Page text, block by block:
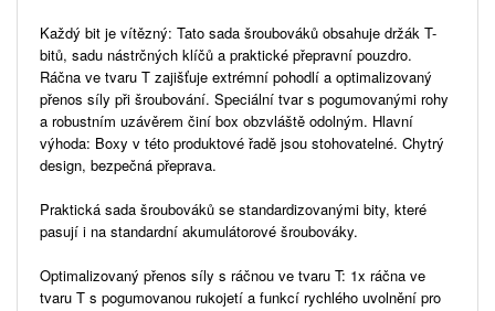
Každý bit je vítězný: Tato sada šroubováků obsahuje držák T-
bitů, sadu nástrčných klíčů a praktické přepravní pouzdro.
Ráčna ve tvaru T zajišťuje extrémní pohodlí a optimalizovaný
přenos síly při šroubování. Speciální tvar s pogumovanými rohy
a robustním uzávěrem činí box obzvláště odolným. Hlavní
výhoda: Boxy v této produktové řadě jsou stohovatelné. Chytrý
design, bezpečná přeprava.
Praktická sada šroubováků se standardizovanými bity, které
pasují i ​​na standardní akumulátorové šroubováky.
Optimalizovaný přenos síly s ráčnou ve tvaru T: 1x ráčna ve
tvaru T s pogumovanou rukojetí a funkcí rychlého uvolnění pro